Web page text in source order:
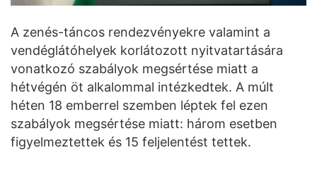
A zenés-táncos rendezvényekre valamint a
vendéglátóhelyek korlátozott nyitvatartására
vonatkozó szabályok megsértése miatt a
hétvégén öt alkalommal intézkedtek. A múlt
héten 18 emberrel szemben léptek fel ezen
szabályok megsértése miatt: három esetben
figyelmeztettek és 15 feljelentést tettek.